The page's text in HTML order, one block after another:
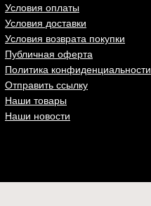
Условия оплаты
Условия доставки
Условия возврата покупки
Публичная оферта
Политика конфиденциальности
Отправить ссылку
Наши товары
Наши новости